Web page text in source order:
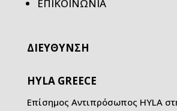
ΕΠΙΚΟΙΝΩΝΙΑ
ΔΙΕΥΘΥΝΣΗ
HYLA GREECE
Επίσημος Αντιπρόσωπος HYLA